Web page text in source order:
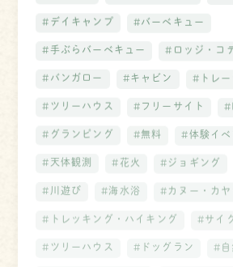
#デイキャンプ #バーベキュー
#手ぶらバーベキュー #ロッジ・コ
#バンガロー #キャビン #トレー
#ツリーハウス #フリーサイト #
#グランピング #無料 #体験イベ
#天体観測 #花火 #ジョギング
#川遊び #海水浴 #カヌー・カヤ
#トレッキング・ハイキング #サイ
#ツリーハウス #ドッグラン #自